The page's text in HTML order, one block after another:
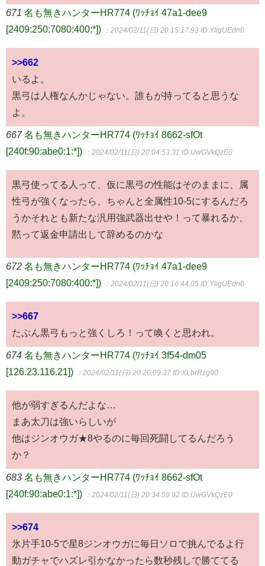
671 名も無きハンターHR774 (ﾜｯﾁｮｲ 47a1-dee9
[2409:250:7080:400:*])
：2024/02/11(日) 20:15:17.93 ID:YIigUEdn0
>>662
いるよ。
黒弓は人権なんかじゃない。誰もが持ってると思うな
よ。
667 名も無きハンターHR774 (ﾜｯﾁｮｲ 8662-sfOt
[240f:90:abe0:1:*])
：2024/02/11(日) 20:04:53.31 ID:UwGVkQzE0
黒弓使ってる人って、仮に黒弓の性能はそのままに、属
性弓が強くなったら、ちゃんと全属性10-5にするんだろ
うかそれとも新たな汎用強武器出せや！って暴れるか、
黙って返金申請出して辞めるのかな
672 名も無きハンターHR774 (ﾜｯﾁｮｲ 47a1-dee9
[2409:250:7080:400:*])
：2024/02/11(日) 20:16:44.05 ID:YIigUEdn0
>>667
たぶん黒弓もっと強くしろ！って喚くと思われ。
674 名も無きハンターHR774 (ﾜｯﾁｮｲ 3f54-dm05
[126.23.116.21])
：2024/02/11(日) 20:20:09.37 ID:XLbrRzg90
他が弱すぎるんだよな…
まあ太刀は強いらしいが
他はジンオウガ★8やるのに毎回死闘してるんだろう
か？
683 名も無きハンターHR774 (ﾜｯﾁｮｲ 8662-sfOt
[240f:90:abe0:1:*])
：2024/02/11(日) 20:34:59.92 ID:UwGVkQzE0
>>674
氷片手10-5で星8ジンオウガに毎日ソロで挑んでるよ行
動ガチャでハズレ引かなかったら数秒残しで勝ててる